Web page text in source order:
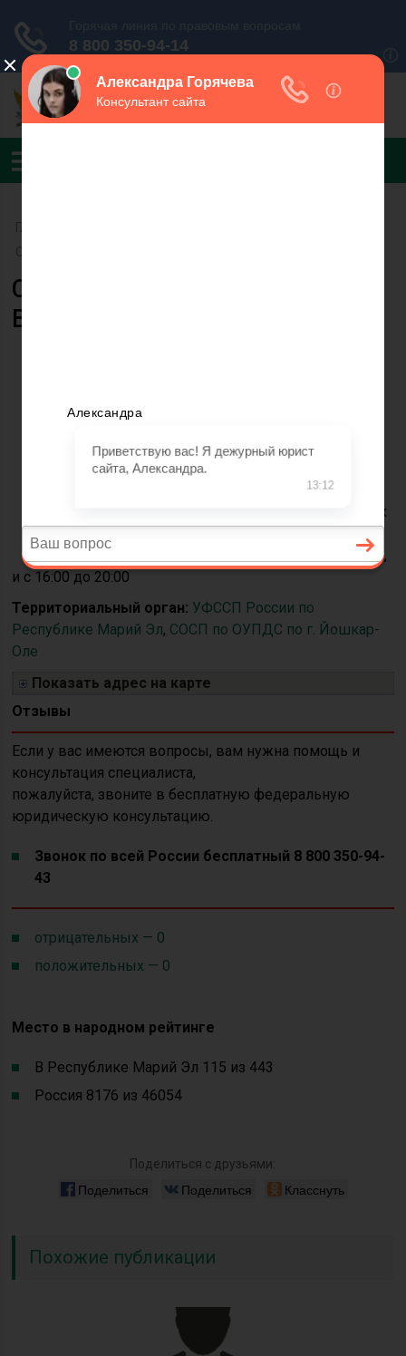
Судебный пристав Богданов
Владислав Рудольфович
Йошкар — Ола, ул.
вторник
четверг с 9:00 до 12:00,
и с 16:00 до 20:00
Территориальный орган: УФССП России по
Республике Марий Эл, СОСП по ОУПДС по г. Йошкар-
Оле
Показать адрес на карте
Отзывы
Если у вас имеются вопросы, вам нужна помощь и
консультация специалиста,
пожалуйста, звоните в бесплатную федеральную
юридическую консультацию.
Звонок по всей России бесплатный 8 800 350-94-
43
отрицательных — 0
положительных — 0
Место в народном рейтинге
В Республике Марий Эл 115 из 443
Россия 8176 из 46054
Поделиться с друзьями:
Поделиться Поделиться Класснуть
Похожие публикации